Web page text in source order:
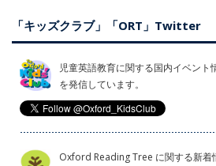
「キッズクラブ」「ORT」Twitter
児童英語教育に関する国内イベント
を発信しています。
Oxford Reading Tree に関する新着